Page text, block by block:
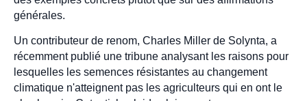
générales.
Un contributeur de renom, Charles Miller de Solynta, a
récemment publié une tribune analysant les raisons pour
lesquelles les semences résistantes au changement
climatique n'atteignent pas les agriculteurs qui en ont le